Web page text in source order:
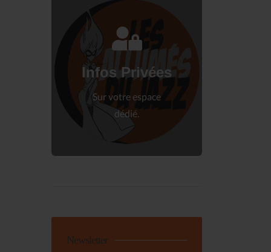
Infos Privées
Sur votre espace
dédié.
Connectez-vous
à votre espace privé.
Newsletter